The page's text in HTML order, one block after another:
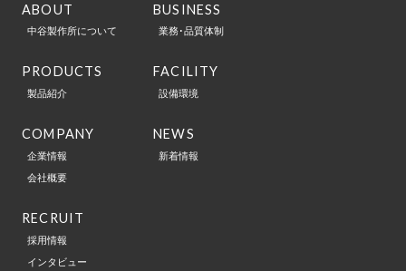
ABOUT
中谷製作所について
PRODUCTS
製品紹介
BUSINESS
業務･品質体制
FACILITY
設備環境
COMPANY
企業情報
会社概要
NEWS
新着情報
RECRUIT
採用情報
インタビュー